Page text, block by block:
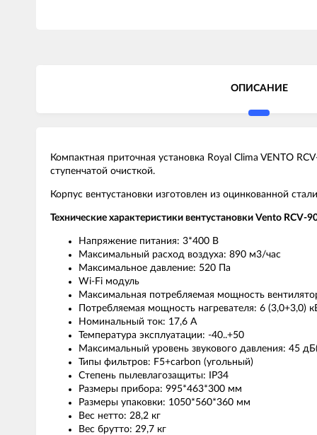
ОПИСАНИЕ
Компактная приточная установка Royal Clima VENTO
ступенчатой очисткой.
Корпус вентустановки изготовлен из оцинкованной
Технические характеристики вентустановки Vento RCV-
Напряжение питания: 3*400 В
Максимальный расход воздуха: 890 м3/час
Максимальное давление: 520 Па
Wi-Fi модуль
Максимальная потребляемая мощность
Потребляемая мощность нагревателя: 6 (3,0+3,0)
Номинальный ток: 17,6 А
Температура эксплуатации: -40..+50
Максимальный уровень звукового давления: 45
Типы фильтров: F5+carbon (угольный)
Степень пылевлагозащиты: IP34
Размеры прибора: 995*463*300 мм
Размеры упаковки: 1050*560*360 мм
Вес нетто: 28,2 кг
Вес брутто: 29,7 кг